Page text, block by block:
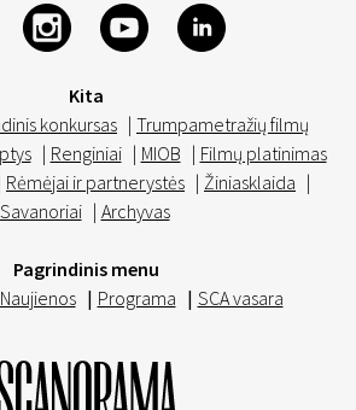
Kita
konkursas | Trumpametražių filmų
| Renginiai | MIOB | Filmų platinimas
Rėmėjai ir partnerystės | Žiniasklaida |
Savanoriai | Archyvas
Pagrindinis menu
Naujienos | Programa | SCA vasara